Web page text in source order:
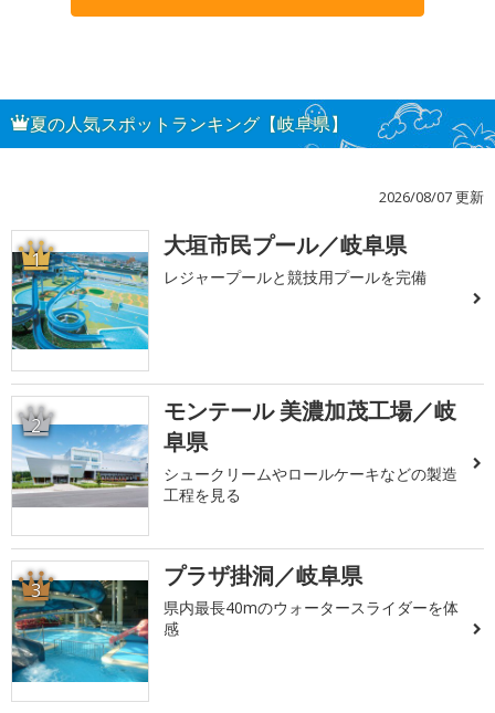
夏の人気スポットランキング【岐阜県】
2026/08/07 更新
1 大垣市民プール／岐阜県
レジャープールと競技用プールを完備
2
モンテール 美濃加茂工場／岐
阜県
シュークリームやロールケーキなどの製造
工程を見る
3 プラザ掛洞／岐阜県
県内最長40mのウォータースライダーを体
感